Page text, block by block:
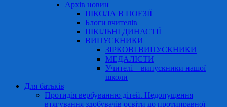
Архів новин
ШКОЛА В ПОЕЗІЇ
Блоги вчителів
ШКІЛЬНІ ДИНАСТІЇ
ВИПУСКНИКИ
ЗІРКОВІ ВИПУСКНИКИ
МЕДАЛІСТИ
Учителі – випускники нашої
школи
Для батьків
Протидія вербуванню дітей. Недопущення
втягування здобувачів освіти до протиправної